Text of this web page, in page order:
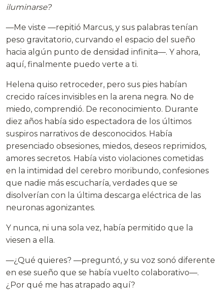
iluminarse?
—Me viste —repitió Marcus, y sus palabras tenían
peso gravitatorio, curvando el espacio del sueño
hacia algún punto de densidad infinita—. Y ahora,
aquí, finalmente puedo verte a ti.
Helena quiso retroceder, pero sus pies habían
crecido raíces invisibles en la arena negra. No de
miedo, comprendió. De reconocimiento. Durante
diez años había sido espectadora de los últimos
suspiros narrativos de desconocidos. Había
presenciado obsesiones, miedos, deseos reprimidos,
amores secretos. Había visto violaciones cometidas
en la intimidad del cerebro moribundo, confesiones
que nadie más escucharía, verdades que se
disolverían con la última descarga eléctrica de las
neuronas agonizantes.
Y nunca, ni una sola vez, había permitido que la
viesen a ella.
—¿Qué quieres? —preguntó, y su voz sonó diferente
en ese sueño que se había vuelto colaborativo—.
¿Por qué me has atrapado aquí?